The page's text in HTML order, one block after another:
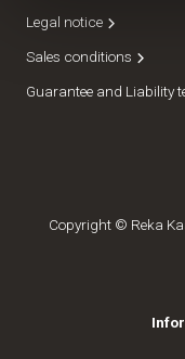
Legal notice
Sales conditions
Guarantee and Liability
Copyright © Reka